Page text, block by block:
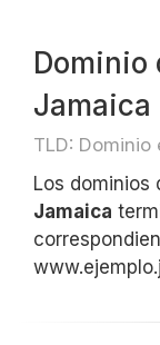
Dominio
Jamaica
TLD:
Los dominios
Jamaica